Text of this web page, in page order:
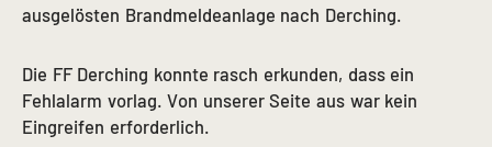
ausgelösten Brandmeldeanlage nach Derching.
Die FF Derching konnte rasch erkunden, dass ein
Fehlalarm vorlag. Von unserer Seite aus war kein
Eingreifen erforderlich.